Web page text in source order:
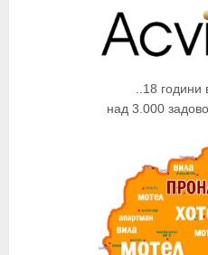
..18 години
над 3.000